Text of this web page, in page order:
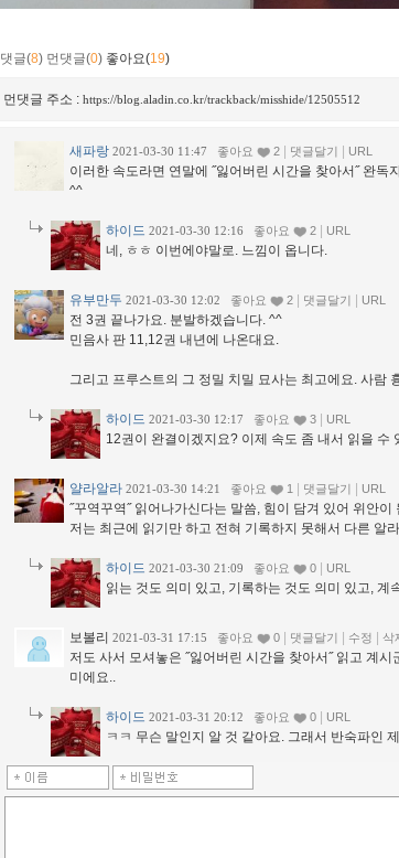
댓글(8) 먼댓글(0) 좋아요(19)
먼댓글 주소 : https://blog.aladin.co.kr/trackback/misshide/12505512
새파랑 2021-03-30 11:47 좋아요 2 댓글달기 URL
이러한 속도라면 연말에 ˝잃어버린 시간을 찾아서˝ 완
^^
하이드 2021-03-30 12:16 좋아요 2 URL
네, ㅎㅎ 이번에야말로. 느낌이 옵니다.
유부만두 2021-03-30 12:02 좋아요 2 댓글달기 URL
전 3권 끝나가요. 분발하겠습니다. ^^
민음사 판 11,12권 내년에 나온대요.
그리고 프루스트의 그 정밀 치밀 묘사는 최고에요. 사람
하이드 2021-03-30 12:17 좋아요 3 URL
12권이 완결이겠지요? 이제 속도 좀 내서 읽을 수
얄라알라 2021-03-30 14:21 좋아요 1 댓글달기 URL
˝꾸역꾸역˝ 읽어나가신다는 말씀, 힘이 담겨 있어 위안이
저는 최근에 읽기만 하고 전혀 기록하지 못해서 다른 알
하이드 2021-03-30 21:09 좋아요 0 URL
읽는 것도 의미 있고, 기록하는 것도 의미 있고,
보볼리 2021-03-31 17:15 좋아요 0 댓글달기 수정 삭
저도 사서 모셔놓은 ˝잃어버린 시간을 찾아서˝ 읽고 계
미에요..
하이드 2021-03-31 20:12 좋아요 0 URL
ㅋㅋ 무슨 말인지 알 것 같아요. 그래서 반숙파인